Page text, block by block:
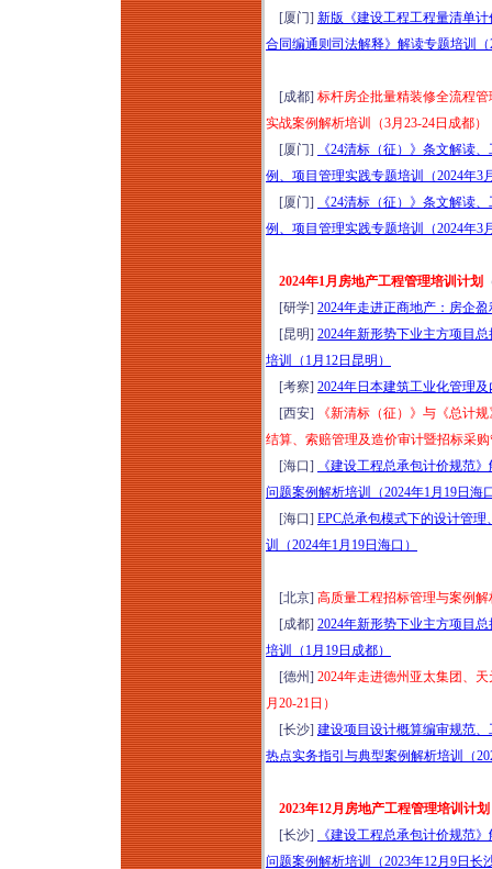
[厦门] 新版《建设工程工程量清单
合同编通则司法解释》解读专题培训（
[成都] 标杆房企批量精装修全流程
实战案例解析培训（3月23-24日成都）
[厦门]
《24清标（征）》条文解读
例、项目管理实践专题培训（2024年3
[厦门]
《24清标（征）》条文解读
例、项目管理实践专题培训（2024年3
2024年1月房地产工程管理培训计划
[研学] 2024年走进正商地产：房企
[昆明] 2024年新形势下业主方项目
培训（1月12日昆明）
[考察] 2024年日本建筑工业化管理
[西安]
《新清标（征）》与《总计
结算、索赔管理及造价审计暨招标采
[海口]
《建设工程总承包计价规范
问题案例解析培训（2024年1月19日海
[海口] EPC总承包模式下的设计管
训（2024年1月19日海口）
[北京] 高质量工程招标管理与案例解
[成都] 2024年新形势下业主方项目
培训（1月19日成都）
[德州] 2024年走进德州亚太集团、
月20-21日）
[长沙] 建设项目设计概算编审规范
热点实务指引与典型案例解析培训（
2023年12月房地产工程管理培训计划
[长沙]
《建设工程总承包计价规范
问题案例解析培训（2023年12月9日长